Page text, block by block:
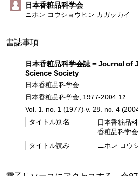
日本香粧品科学会
ニホン コウショウヒン カガッカイ
書誌事項
日本香粧品科学会誌 = Journal of
Science Society
日本香粧品科学会
日本香粧品科学会, 1977-2004.12
Vol. 1, no. 1 (1977)-v. 28, no. 4
タイトル別名
日本香粧品
香粧品科学
タイトル読み
ニホン コウ